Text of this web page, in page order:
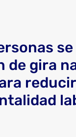
se
de gira